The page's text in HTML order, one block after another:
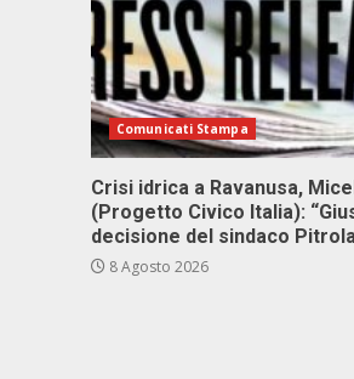
Comunicati Stampa
Crisi idrica a Ravanusa,
(Progetto Civico Italia):
decisione del sindaco
8 Agosto 2026